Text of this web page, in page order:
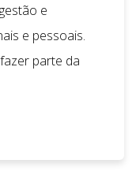
e
e pessoais.
parte da